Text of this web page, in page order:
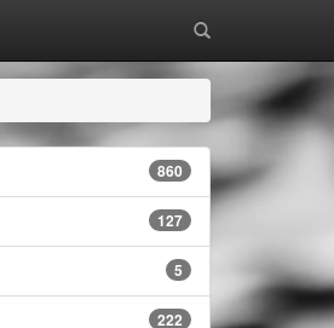
860
127
5
222